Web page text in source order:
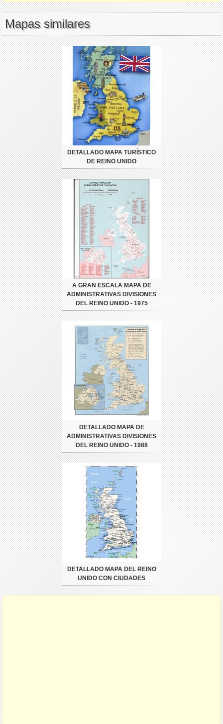
Mapas similares
DETALLADO MAPA TURÍSTICO
DE REINO UNIDO
A GRAN ESCALA MAPA DE
ADMINISTRATIVAS DIVISIONES
DEL REINO UNIDO - 1975
DETALLADO MAPA DE
ADMINISTRATIVAS DIVISIONES
DEL REINO UNIDO - 1988
DETALLADO MAPA DEL REINO
UNIDO CON CIUDADES